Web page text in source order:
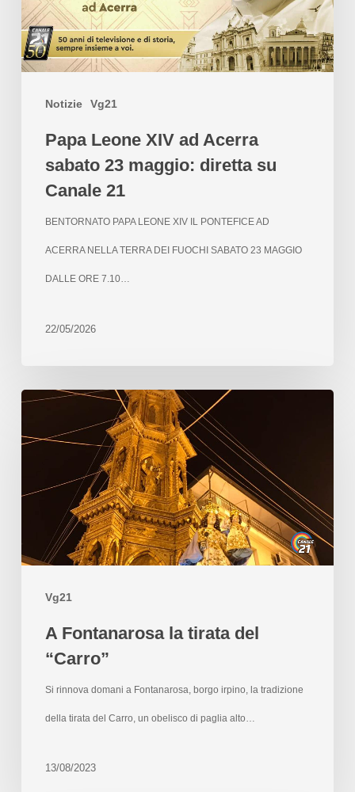
Notizie Vg21
Papa Leone XIV ad Acerra
sabato 23 maggio: diretta su
Canale 21
BENTORNATO PAPA LEONE XIV IL PONTEFICE AD
ACERRA NELLA TERRA DEI FUOCHI SABATO 23 MAGGIO
DALLE ORE 7.10…
22/05/2026
Vg21
A Fontanarosa la tirata del
“Carro”
Si rinnova domani a Fontanarosa, borgo irpino, la tradizione
della tirata del Carro, un obelisco di paglia alto…
13/08/2023